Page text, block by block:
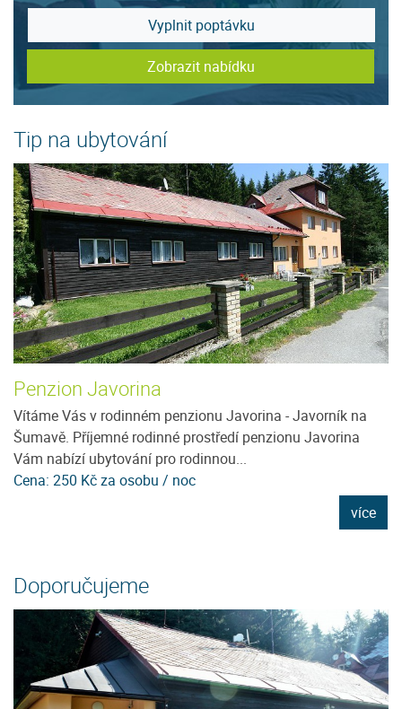
Vyplnit poptávku
Zobrazit nabídku
Tip na ubytování
Penzion Javorina
Vítáme Vás v rodinném penzionu Javorina - Javorník na
Šumavě. Příjemné rodinné prostředí penzionu Javorina
Vám nabízí ubytování pro rodinnou...
Cena: 250 Kč za osobu / noc
více
Doporučujeme